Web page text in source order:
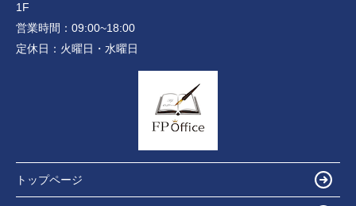
1F
営業時間： 09:00~18:00
定休日： 火曜日・水曜日
トップページ